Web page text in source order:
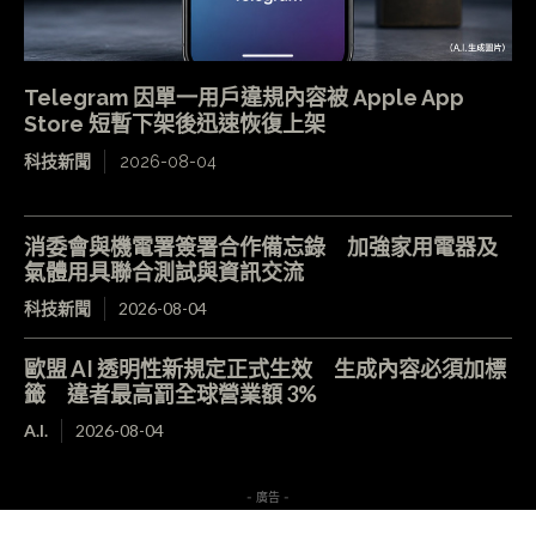
Telegram 因單一用戶違規內容被 Apple App
Store 短暫下架後迅速恢復上架
科技新聞 2026-08-04
消委會與機電署簽署合作備忘錄 加強家用電器及
氣體用具聯合測試與資訊交流
科技新聞 2026-08-04
歐盟 AI 透明性新規定正式生效 生成內容必須加標
籤 違者最高罰全球營業額 3%
A.I. 2026-08-04
- 廣告 -